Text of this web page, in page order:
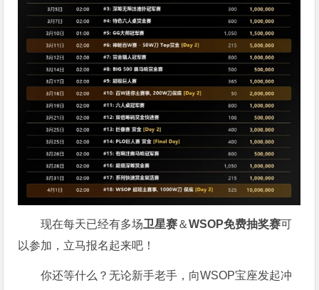
现在每天已经有多场卫星赛＆WSOP免费抽奖赛可
以参加，立马报名起来吧！
你还等什么？无论新手老手，向WSOP宝座发起冲